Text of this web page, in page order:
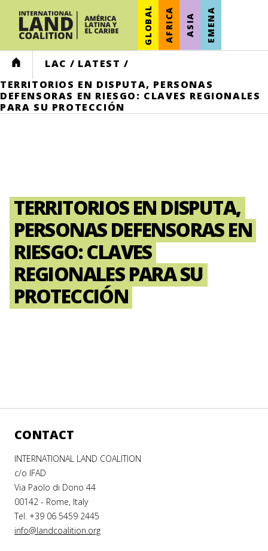
GLOBAL AFRICA ASIA EMENA
HOME LAC / LATEST /
TERRITORIOS EN DISPUTA, PERSONAS
DEFENSORAS EN RIESGO: CLAVES REGIONALES
PARA SU PROTECCIÓN
TERRITORIOS EN DISPUTA,
PERSONAS DEFENSORAS EN
RIESGO: CLAVES
REGIONALES PARA SU
PROTECCIÓN
CONTACT
INTERNATIONAL LAND COALITION
c/o IFAD
Via Paolo di Dono 44
00142 - Rome, Italy
Tel. +39 06 5459 2445
info@landcoalition.org